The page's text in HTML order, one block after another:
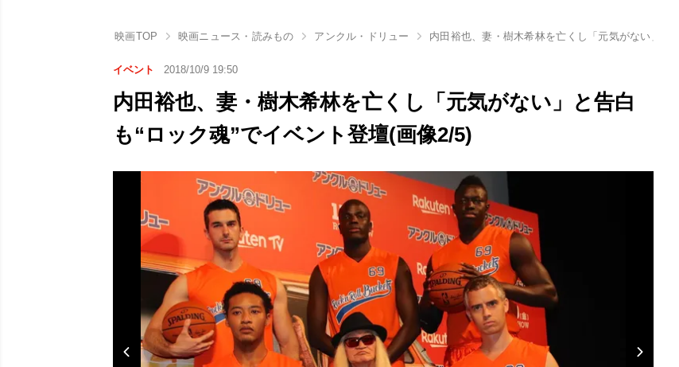
映画TOP 映画ニュース・読みもの アンクル・ドリュー 内田裕也、妻・樹木希林を亡くし「元気がない」と
イベント 2018/10/9 19:50
内田裕也、妻・樹木希林を亡くし「元気がない」と告白
も“ロック魂”でイベント登壇(画像2/5)